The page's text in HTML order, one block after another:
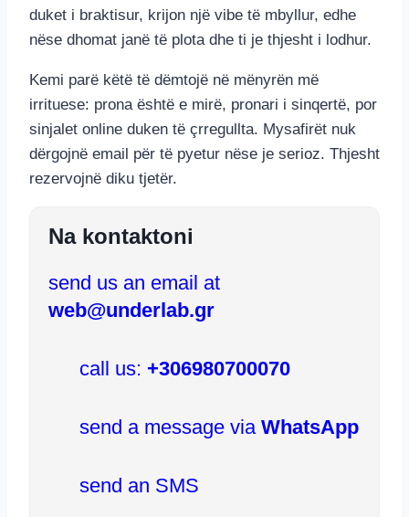
duket i braktisur, krijon një vibe të mbyllur, edhe
nëse dhomat janë të plota dhe ti je thjesht i lodhur.
Kemi parë këtë të dëmtojë në mënyrën më
irrituese: prona është e mirë, pronari i sinqertë, por
sinjalet online duken të çrregullta. Mysafirët nuk
dërgojnë email për të pyetur nëse je serioz. Thjesht
rezervojnë diku tjetër.
Na kontaktoni
send us an email at
web@underlab.gr
call us: +306980700070
send a message via WhatsApp
send an SMS